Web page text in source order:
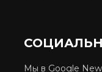
Мы в Google